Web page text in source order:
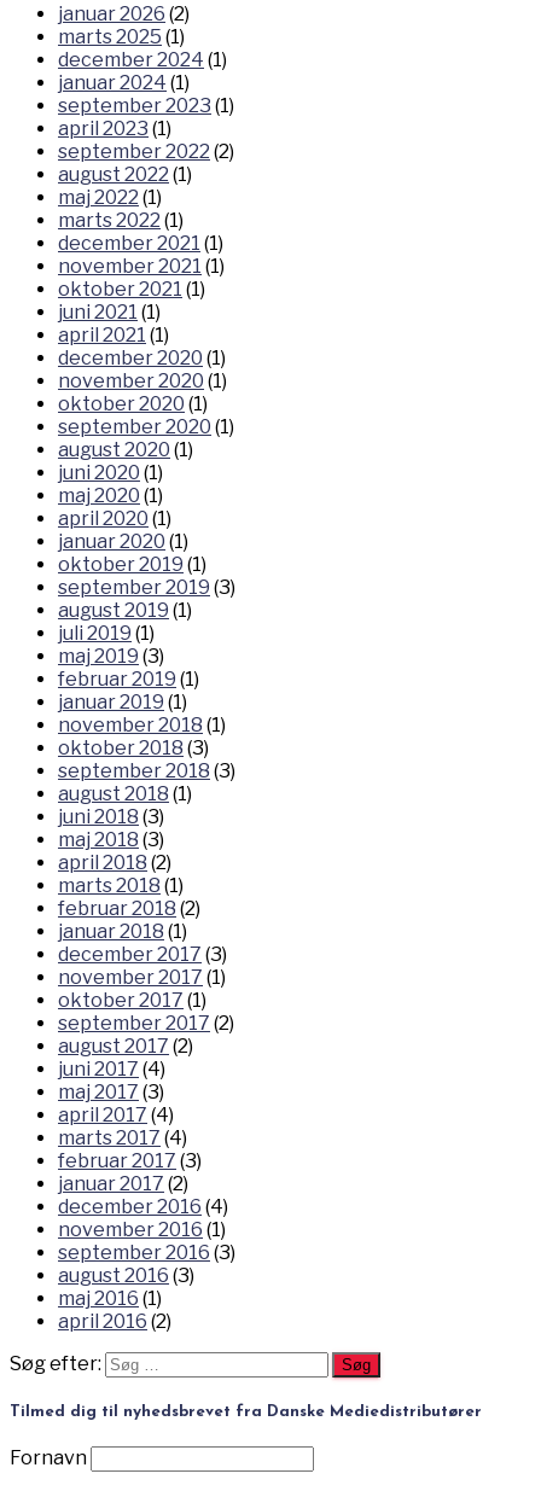
januar 2026 (2)
marts 2025 (1)
december 2024 (1)
januar 2024 (1)
september 2023 (1)
april 2023 (1)
september 2022 (2)
august 2022 (1)
maj 2022 (1)
marts 2022 (1)
december 2021 (1)
november 2021 (1)
oktober 2021 (1)
juni 2021 (1)
april 2021 (1)
december 2020 (1)
november 2020 (1)
oktober 2020 (1)
september 2020 (1)
august 2020 (1)
juni 2020 (1)
maj 2020 (1)
april 2020 (1)
januar 2020 (1)
oktober 2019 (1)
september 2019 (3)
august 2019 (1)
juli 2019 (1)
maj 2019 (3)
februar 2019 (1)
januar 2019 (1)
november 2018 (1)
oktober 2018 (3)
september 2018 (3)
august 2018 (1)
juni 2018 (3)
maj 2018 (3)
april 2018 (2)
marts 2018 (1)
februar 2018 (2)
januar 2018 (1)
december 2017 (3)
november 2017 (1)
oktober 2017 (1)
september 2017 (2)
august 2017 (2)
juni 2017 (4)
maj 2017 (3)
april 2017 (4)
marts 2017 (4)
februar 2017 (3)
januar 2017 (2)
december 2016 (4)
november 2016 (1)
september 2016 (3)
august 2016 (3)
maj 2016 (1)
april 2016 (2)
Søg efter:
Tilmed dig til nyhedsbrevet fra Danske Mediedistributører
Fornavn